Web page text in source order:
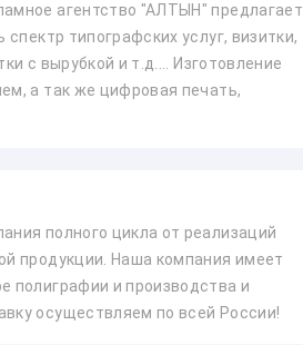
агентство "АЛТЫН" предлагает
типографских услуг, визитки,
с вырубкой и т.д.... Изготовление
а так же цифровая печать,
полного цикла от реализаций
продукции. Наша компания имеет
полиграфии и производства и
осуществляем по всей России!